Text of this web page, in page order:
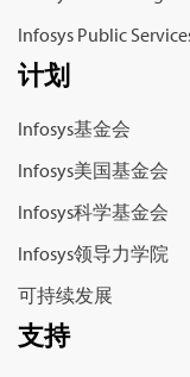
Infosys Public
计划
Infosys基金会
Infosys美国基金会
Infosys科学基金会
Infosys领导力学院
可持续发展
支持